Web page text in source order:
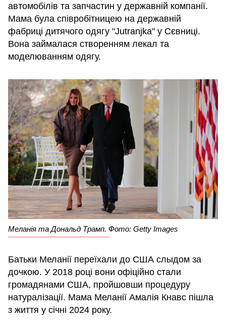
автомобілів та запчастин у державній компанії.
Мама була співробітницею на державній
фабриці дитячого одягу "Jutranjka" у Сєвниці.
Вона займалася створенням лекал та
моделюванням одягу.
Меланія та Дональд Трамп. Фото: Getty Images
Батьки Меланії переїхали до США слыдом за
дочкою. У 2018 році вони офіційно стали
громадянами США, пройшовши процедуру
натуралізації. Мама Меланії Амалія Кнавс пішла
з життя у січні 2024 року.